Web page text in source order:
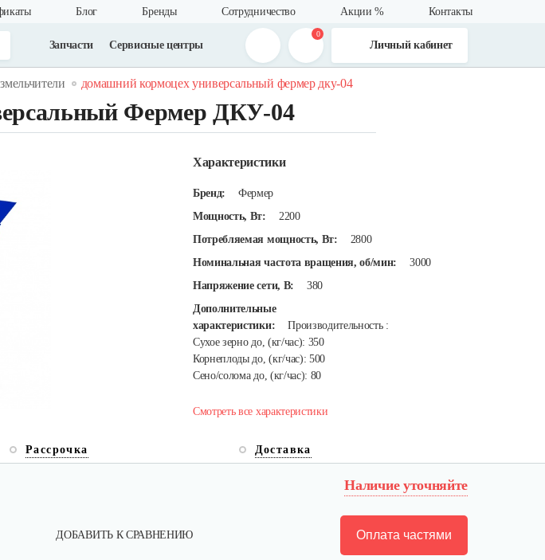
Блог Бренды Сотрудничество Акции % Контакты
Запчасти Сервисные центры
0
Личный кабинет
домашний кормоцех универсальный фермер дку-04
Фермер ДКУ-04
Характеристики
Бренд:
Фермер
Мощность, Вт:
2200
Потребляемая мощность, Вт:
2800
Номинальная частота вращения, об/мин:
3000
Напряжение сети, В:
380
Дополнительные
характеристики:
Производительность :
Сухое зерно до, (кг/час): 350
Корнеплоды до, (кг/час): 500
Сено/солома до, (кг/час): 80
Смотреть все характеристики
Рассрочка Доставка
Наличие уточняйте
ДОБАВИТЬ К СРАВНЕНИЮ Оплата частями
Кормоизмельчитель…
Смотреть
Измельчитель соломы, сена…